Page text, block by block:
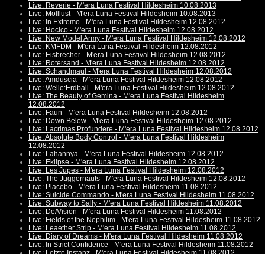
Live: Reverie - M'era Luna Festival Hildesheim 10.08.2013
Live: Molllust - M'era Luna Festival Hildesheim 10.08.2013
Live: In Extremo - M'era Luna Festival Hildesheim 12.08.2012
Live: Hocico - M'era Luna Festival Hildesheim 12.08.2012
Live: New Model Army - M'era Luna Festival Hildesheim 12.08.2012
Live: KMFDM - M'era Luna Festival Hildesheim 12.08.2012
Live: Eisbrecher - M'era Luna Festival Hildesheim 12.08.2012
Live: Rotersand - M'era Luna Festival Hildesheim 12.08.2012
Live: Schandmaul - M'era Luna Festival Hildesheim 12.08.2012
Live: Amduscia - M'era Luna Festival Hildesheim 12.08.2012
Live: Welle:Erdball - M'era Luna Festival Hildesheim 12.08.2012
Live: The Beauty of Gemina - M'era Luna Festival Hildesheim
12.08.2012
Live: Faun - M'era Luna Festival Hildesheim 12.08.2012
Live: Down Below - M'era Luna Festival Hildesheim 12.08.2012
Live: Lacrimas Profundere - M'era Luna Festival Hildesheim 12.08.2012
Live: Absolute Body Control - M'era Luna Festival Hildesheim
12.08.2012
Live: Lahannya - M'era Luna Festival Hildesheim 12.08.2012
Live: Eklipse - M'era Luna Festival Hildesheim 12.08.2012
Live: Les Jupes - M'era Luna Festival Hildesheim 12.08.2012
Live: The Juggernauts - M'era Luna Festival Hildesheim 12.08.2012
Live: Placebo - M'era Luna Festival Hildesheim 11.08.2012
Live: Suicide Commando - M'era Luna Festival Hildesheim 11.08.2012
Live: Subway to Sally - M'era Luna Festival Hildesheim 11.08.2012
Live: De/Vision - M'era Luna Festival Hildesheim 11.08.2012
Live: Fields of the Nephilim - M'era Luna Festival Hildesheim 11.08.2012
Live: Leaether Strip - M'era Luna Festival Hildesheim 11.08.2012
Live: Diary of Dreams - M'era Luna Festival Hildesheim 11.08.2012
Live: In Strict Confidence - M'era Luna Festival Hildesheim 11.08.2012